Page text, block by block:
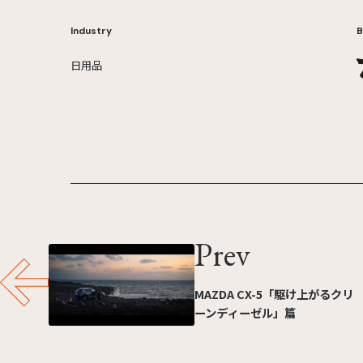
Industry
日用品
Prev
MAZDA CX-5「駆け上がるクリ
ーンディーゼル」篇